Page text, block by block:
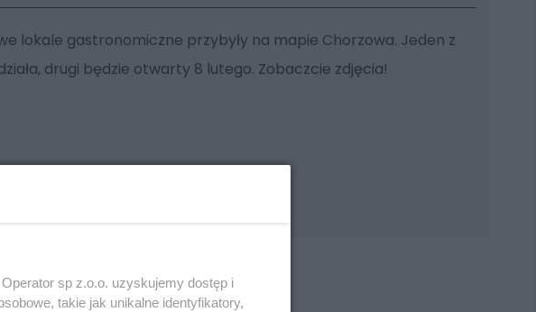
lokale gastronomiczne przybyły na mapie Chorzowa. Jeden z
drugi będzie otwarty 8 lutego. Zobaczcie zdjęcia!
sp z.o.o. uzyskujemy dostęp i
takie jak unikalne identyfikatory,